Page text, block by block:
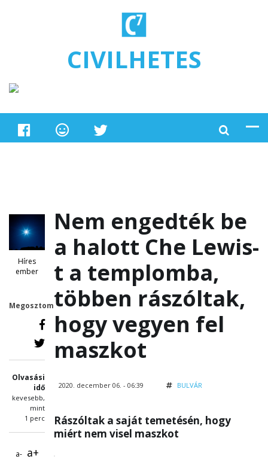
CIVILHETES
Híres
ember
Megosztom
Olvasási
idő
kevesebb,
mint
1 perc
a- a+
Nem engedték be
a halott Che Lewis-
t a templomba,
többen rászóltak,
hogy vegyen fel
maszkot
2020. december 06. - 06:39 BULVÁR
Rászóltak a saját temetésén, hogy
miért nem visel maszkot